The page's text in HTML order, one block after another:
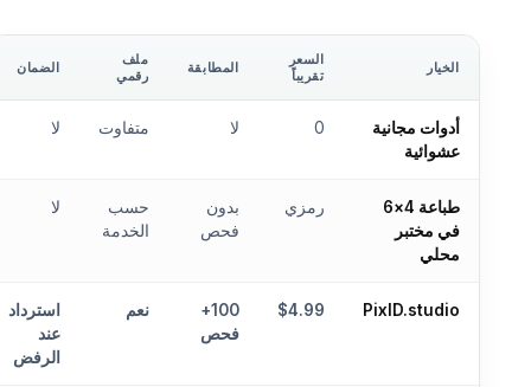
الخيار
السعر
تقريباً
المطابقة
ملف
رقمي
الضمان
أدوات مجانية
عشوائية
متفاوت
طباعة 4×6
في مختبر
محلي
رمزي
بدون
فحص
حسب
الخدمة
PixID.studio
$4.99
100+
فحص
نعم
استرداد
عند
الرفض